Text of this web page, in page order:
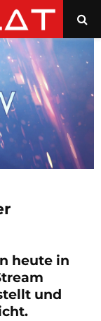
heute in
und